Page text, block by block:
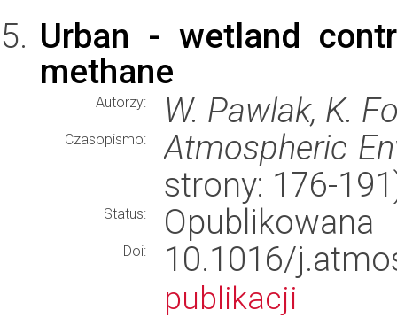
Urban - wetland
methane
Autorzy: W. Pawlak, K.
Czasopismo:
Atmospheric
strony: 176-
Status: Opublikowana
Doi: 10.1016/
publikacji